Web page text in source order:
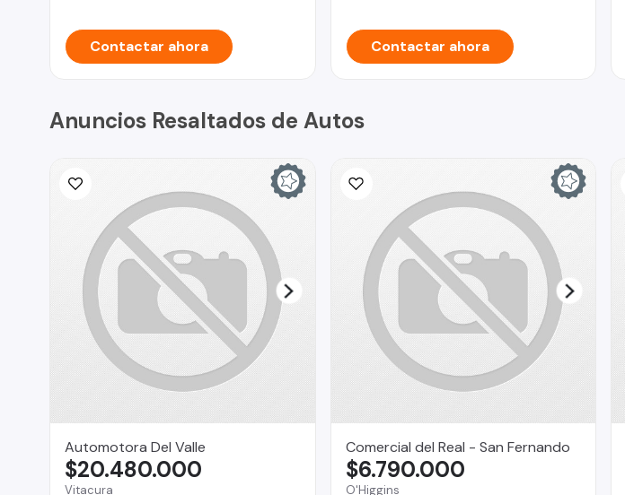
Contactar ahora Contactar ahora
Anuncios Resaltados de Autos
Automotora Del Valle
Vitacura
$20.480.000
Comercial del Real - San Fernando
O'Higgins
$6.790.000